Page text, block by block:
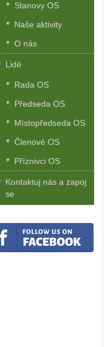
Stanovy OS
Naše aktivity
O nás
Lidé
Rada OS
Předseda OS
Místopředseda OS
Členové OS
Příznivci OS
Kontaktuj nás a zapoj
se